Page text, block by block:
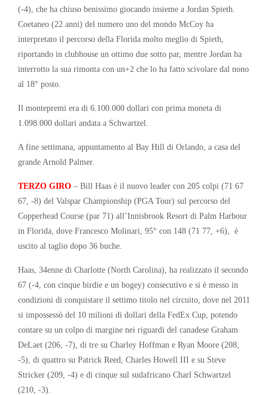
(-4), che ha chiuso benissimo giocando insieme a Jordan Spieth.
Coetaneo (22 anni) del numero uno del mondo McCoy ha
interpretato il percorso della Florida molto meglio di Spieth,
riportando in clubhouse un ottimo due sotto par, mentre Jordan ha
interrotto la sua rimonta con un+2 che lo ha fatto scivolare dal nono
al 18° posto.
Il montepremi era di 6.100.000 dollari con prima moneta di
1.098.000 dollari andata a Schwartzel.
A fine settimana, appuntamento al Bay Hill di Orlando, a casa del
grande Arnold Palmer.
TERZO GIRO – Bill Haas è il nuovo leader con 205 colpi (71 67
67, -8) del Valspar Championship (PGA Tour) sul percorso del
Copperhead Course (par 71) all’Innisbrook Resort di Palm Harbour
in Florida, dove Francesco Molinari, 95° con 148 (71 77, +6), è
uscito al taglio dopo 36 buche.
Haas, 34enne di Charlotte (North Carolina), ha realizzato il secondo
67 (-4, con cinque birdie e un bogey) consecutivo e si è messo in
condizioni di conquistare il settimo titolo nel circuito, dove nel 2011
si impossessò del 10 milioni di dollari della FedEx Cup, potendo
contare su un colpo di margine nei riguardi del canadese Graham
DeLaet (206, -7), di tre su Charley Hoffman e Ryan Moore (208,
-5), di quattro su Patrick Reed, Charles Howell III e su Steve
Stricker (209, -4) e di cinque sul sudafricano Charl Schwartzel
(210, -3).